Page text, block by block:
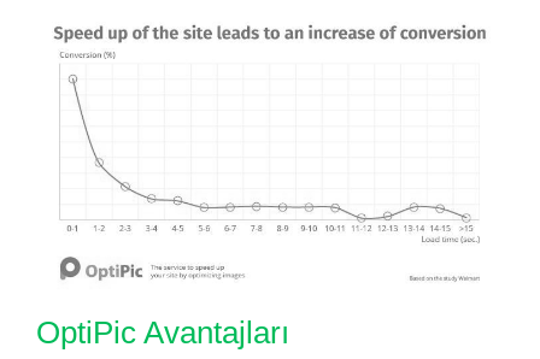
OptiPic Avantajları